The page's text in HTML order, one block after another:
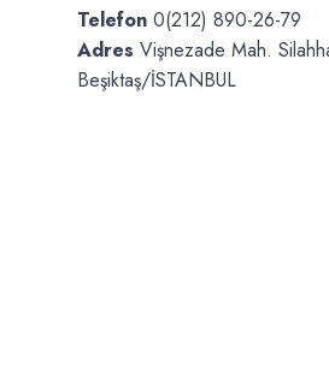
Telefon 0(212) 890-26-79
Adres Vişnezade Mah.
Beşiktaş/İSTANBUL